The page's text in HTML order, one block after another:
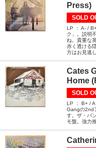
Press)
SOLD
LP ： A- /
ク」。説明
ね。貴重な
赤く透ける
方はお見逃
Cates
Home
SOLD
LP ： B+ /
Gangの2nd
す。ザ・バ
モ盤。強力